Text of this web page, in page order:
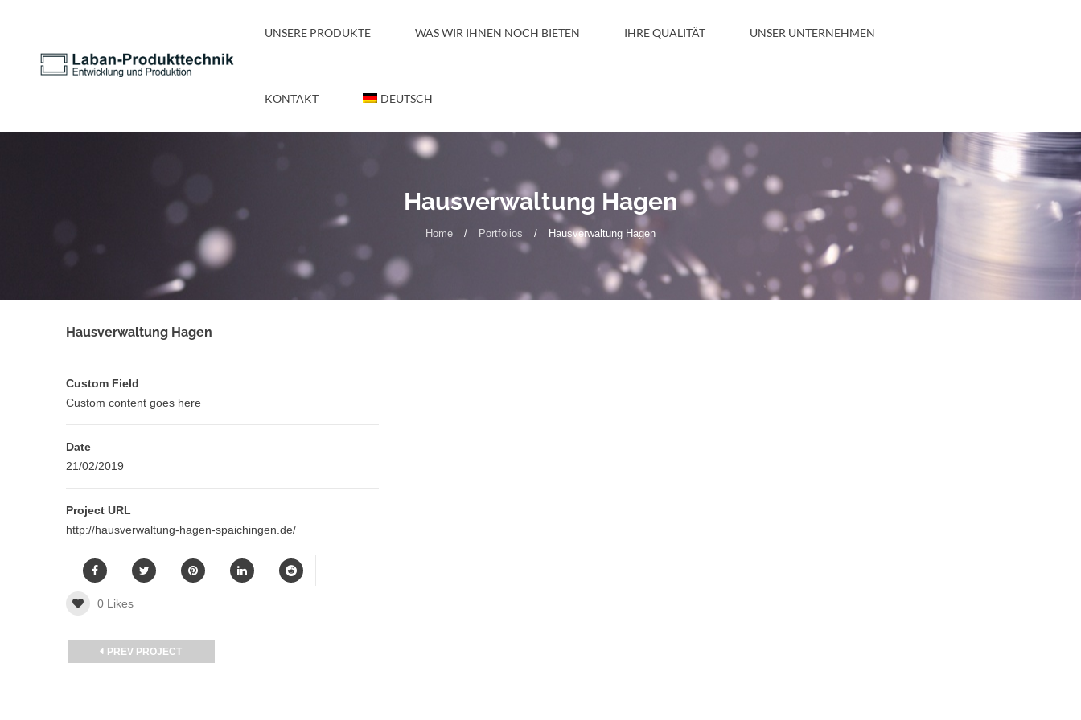
UNSERE PRODUKTE WAS WIR IHNEN NOCH BIETEN IHRE QUALITÄT UNSER UNTERNEHMEN
KONTAKT DEUTSCH
Hausverwaltung Hagen
Home / Portfolios / Hausverwaltung Hagen
Hausverwaltung Hagen
Custom Field
Custom content goes here
Date
21/02/2019
Project URL
http://hausverwaltung-hagen-spaichingen.de/
0 Likes
PREV PROJECT